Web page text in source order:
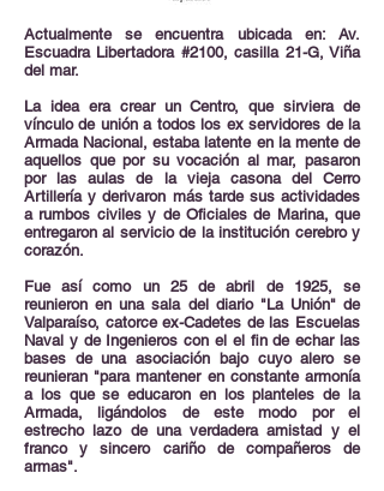
Actualmente se encuentra ubicada en: Av.
Escuadra Libertadora #2100, casilla 21-G, Viña
del mar.
La idea era crear un Centro, que sirviera de
vínculo de unión a todos los ex servidores de la
Armada Nacional, estaba latente en la mente de
aquellos que por su vocación al mar, pasaron
por las aulas de la vieja casona del Cerro
Artillería y derivaron más tarde sus actividades
a rumbos civiles y de Oficiales de Marina, que
entregaron al servicio de la institución cerebro y
corazón.
Fue así como un 25 de abril de 1925, se
reunieron en una sala del diario "La Unión" de
Valparaíso, catorce ex-Cadetes de las Escuelas
Naval y de Ingenieros con el el fin de echar las
bases de una asociación bajo cuyo alero se
reunieran "para mantener en constante armonía
a los que se educaron en los planteles de la
Armada, ligándolos de este modo por el
estrecho lazo de una verdadera amistad y el
franco y sincero cariño de compañeros de
armas".